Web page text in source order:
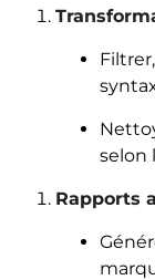
selon
Rapports